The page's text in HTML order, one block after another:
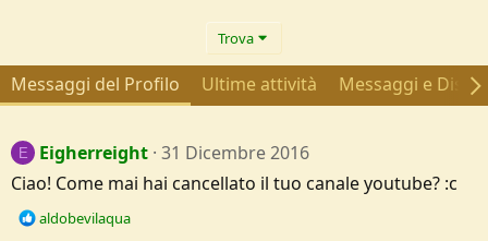
Trova
Messaggi del Profilo Ultime attività Messaggi e
E Eigherreight 31 Dicembre 2016
Ciao! Come mai hai cancellato il tuo canale youtube? :c
R
aldobevilaqua